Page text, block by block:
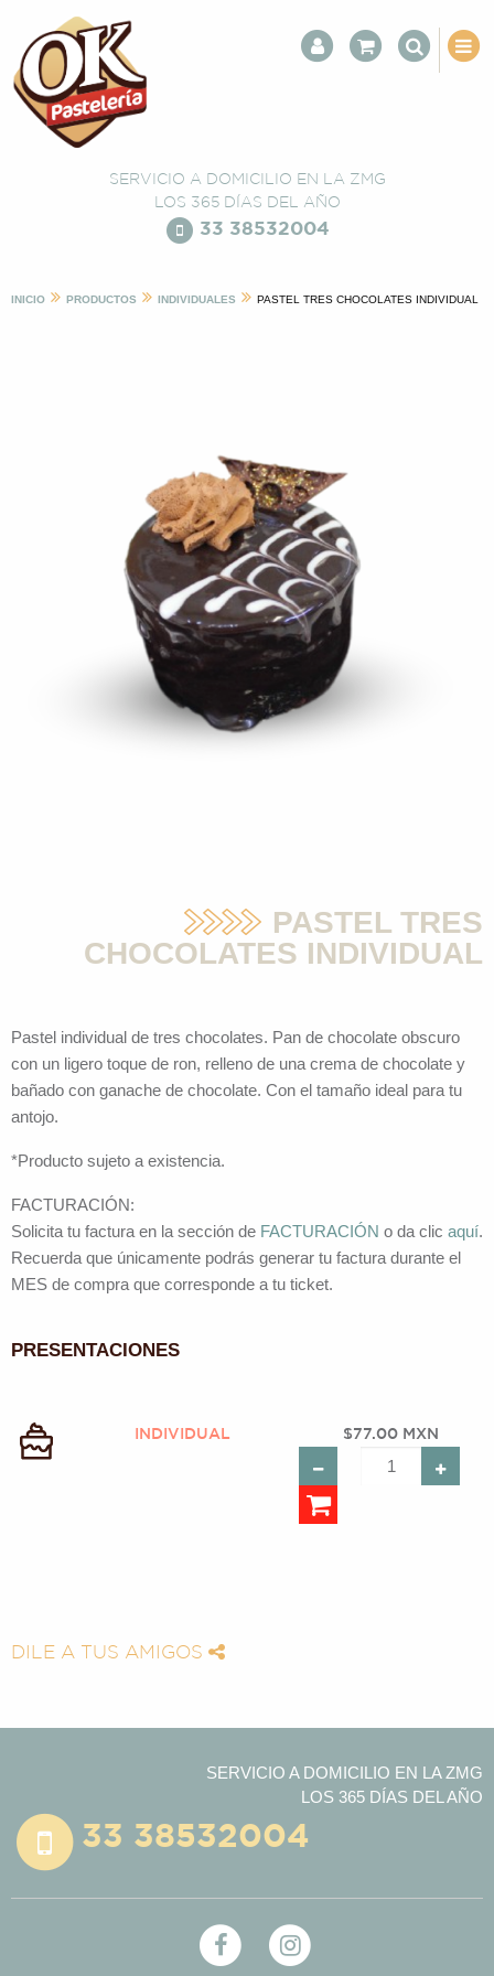
SERVICIO A DOMICILIO EN LA ZMG
LOS 365 DÍAS DEL AÑO
33 38532004
INICIO PRODUCTOS INDIVIDUALES PASTEL TRES CHOCOLATES INDIVIDUAL
PASTEL TRES
CHOCOLATES INDIVIDUAL
Pastel individual de tres chocolates. Pan de chocolate obscuro
con un ligero toque de ron, relleno de una crema de chocolate y
bañado con ganache de chocolate. Con el tamaño ideal para tu
antojo.
*Producto sujeto a existencia.
FACTURACIÓN:
Solicita tu factura en la sección de FACTURACIÓN o da clic aquí.
Recuerda que únicamente podrás generar tu factura durante el
MES de compra que corresponde a tu ticket.
PRESENTACIONES
INDIVIDUAL $77.00 MXN
DILE A TUS AMIGOS
SERVICIO A DOMICILIO EN LA ZMG
LOS 365 DÍAS DEL AÑO
33 38532004